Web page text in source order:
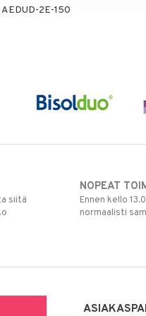
AEDUD-2E-150
siitä
NOPEAT
Ennen kello
normaalisti